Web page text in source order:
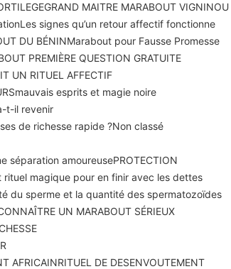
GRAND MAITRE MARABOUT VIGNINOU
Les signes qu’un retour affectif fonctionne
DU BÉNINMarabout pour Fausse Promesse
PREMIÈRE QUESTION GRATUITE
UN RITUEL AFFECTIF
mauvais esprits et magie noire
t-il revenir
de richesse rapide ?Non classé
séparation amoureusePROTECTION
rituel magique pour en finir avec les dettes
du sperme et la quantité des spermatozoïdes
UN MARABOUT SÉRIEUX
AFRICAINRITUEL DE DESENVOUTEMENT